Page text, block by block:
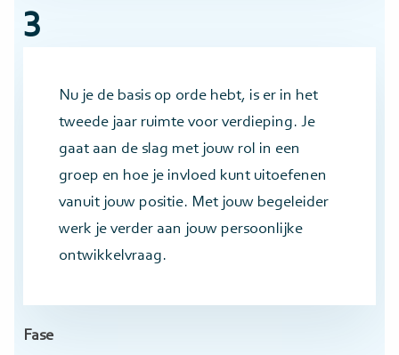
3
Nu je de basis op orde hebt, is er in het
tweede jaar ruimte voor verdieping. Je
gaat aan de slag met jouw rol in een
groep en hoe je invloed kunt uitoefenen
vanuit jouw positie. Met jouw begeleider
werk je verder aan jouw persoonlijke
ontwikkelvraag.
Fase